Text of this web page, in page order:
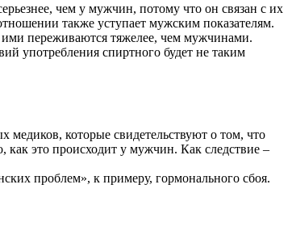
чем у мужчин, потому что он связан с их
также уступает мужским показателям.
переживаются тяжелее, чем мужчинами.
употребления спиртного будет не таким
медиков, которые свидетельствуют о том, что
это происходит у мужчин. Как следствие –
проблем», к примеру, гормонального сбоя.